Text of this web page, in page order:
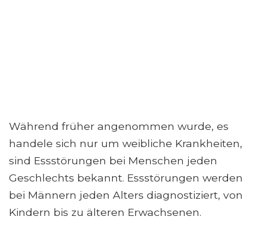
Während früher angenommen wurde, es
handele sich nur um weibliche Krankheiten,
sind Essstörungen bei Menschen jeden
Geschlechts bekannt. Essstörungen werden
bei Männern jeden Alters diagnostiziert, von
Kindern bis zu älteren Erwachsenen.